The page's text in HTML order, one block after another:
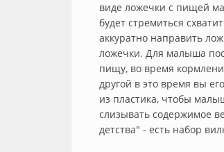
виде ложечки с пищей
будет стремиться
аккуратно направить
ложечки. Для малыша
пищу, во время
другой в это время вы
из пластика, чтобы
слизывать содержимое
детства" - есть набор